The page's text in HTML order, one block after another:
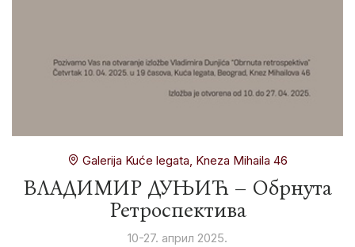
Galerija Kuće legata, Kneza Mihaila 46
ВЛАДИМИР ДУЊИЋ – Обрнута
Ретроспектива
10-27. април 2025.